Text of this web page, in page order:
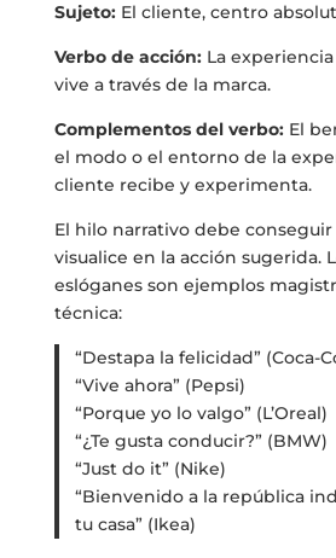
Sujeto:El cliente, centro
Verbo de acción:La
vive a través de la marca.
Complementos del verbo:El
el modo o el entorno de la
cliente recibe y experimenta.
El hilo narrativo debe conseguir
visualice en la acción sugerida.
eslóganes son ejemplos
técnica:
“Destapa la felicidad” (Coca-
“Vive ahora” (Pepsi)
“Porque yo lo valgo” (L’Oreal)
“¿Te gusta conducir?” (BMW)
“Just do it” (Nike)
“Bienvenido a la república
tu casa” (Ikea)